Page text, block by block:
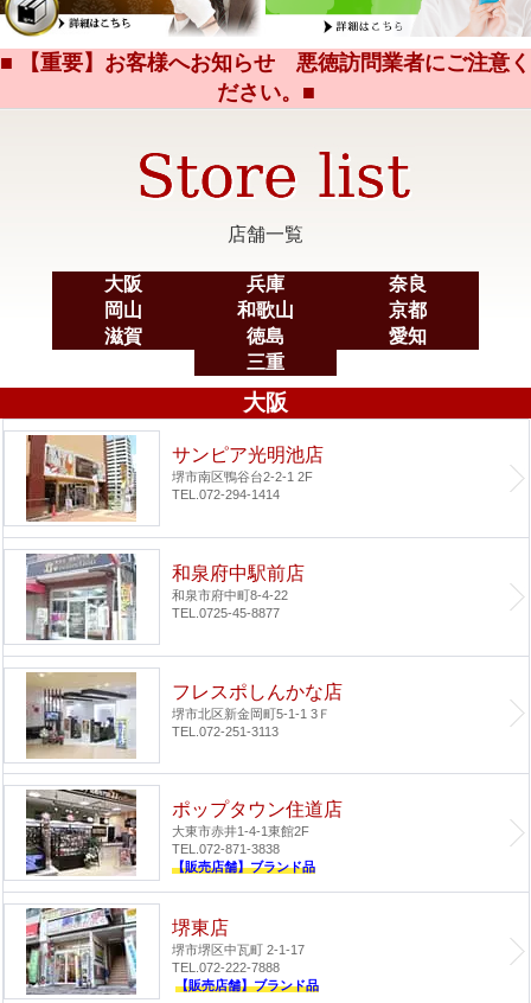
■ 【重要】お客様へお知らせ 悪徳訪問業者にご注意く
ださい。■
店舗一覧
大阪 兵庫
奈良
岡山
和歌山
京都
滋賀
徳島
愛知
三重
大阪
サンピア光明池店
堺市南区鴨谷台2-2-1 2F
TEL.072-294-1414
和泉府中駅前店
和泉市府中町8-4-22
TEL.0725-45-8877
フレスポしんかな店
堺市北区新金岡町5-1-1 3Ｆ
TEL.072-251-3113
ポップタウン住道店
大東市赤井1-4-1 東館2F
TEL.072-871-3838
【販売店舗】ブランド品
堺東店
堺市堺区中瓦町 2-1-17
TEL.072-222-7888
【販売店舗】ブランド品